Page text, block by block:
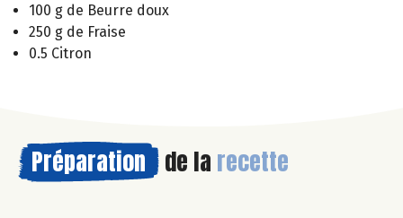
100 g de Beurre doux
250 g de Fraise
0.5 Citron
Préparation de la recette